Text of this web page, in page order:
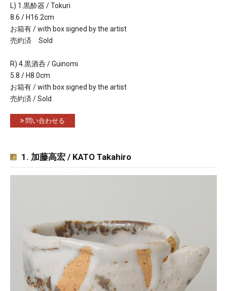
L) 1.黒酔器 / Tokuri
8.6 / H16.2cm
お箱有 / with box signed by the artist
売約済 Sold
R) 4.黒酒呑 / Guinomi
5.8 / H8.0cm
お箱有 / with box signed by the artist
売約済 / Sold
問い合わせる
1. 加藤高宏 / KATO Takahiro